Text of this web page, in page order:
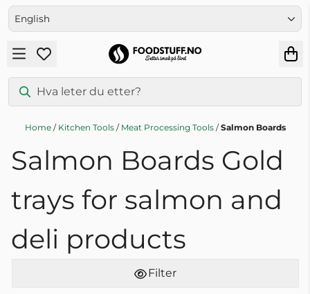
Skip to content
English
Home / Kitchen Tools / Meat Processing Tools /Salmon Boards
Salmon Boards Gold
trays for salmon and
deli products
Filter